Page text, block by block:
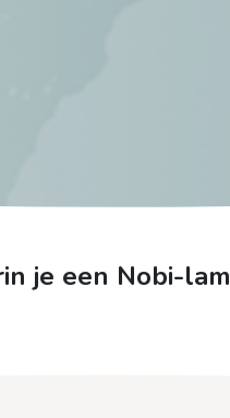
je een Nobi-